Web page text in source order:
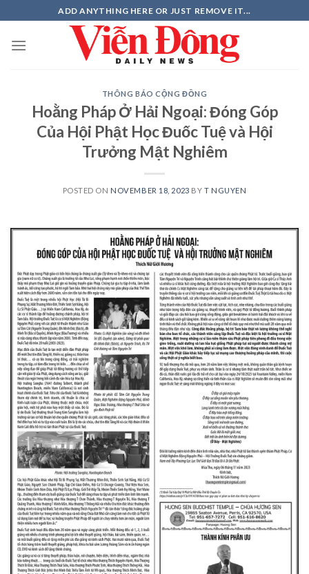
to
content
ADD ANYTHING HERE OR JUST REMOVE IT...
THÔNG BÁO CỘNG ĐỒNG
Hoằng Pháp Ở Hải Ngoại: Đóng Góp
Của Hội Phật Học Đuốc Tuệ và Hội
Trưởng Mật Nghiêm
POSTED ON NOVEMBER 18, 2023 BY T NGUYEN